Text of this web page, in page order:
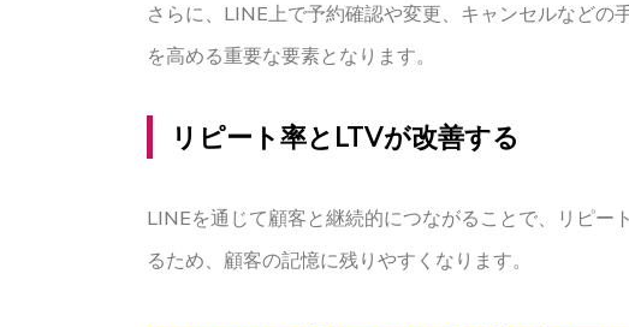
さらに、LINE上で予約確認や変更、キャンセルなど
を高める重要な要素となります。
リピート率とLTVが改善する
LINEを通じて顧客と継続的につながることで、リピ
るため、顧客の記憶に残りやすくなります。